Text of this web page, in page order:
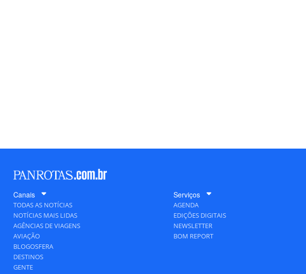
Canais
TODAS AS NOTÍCIAS
NOTÍCIAS MAIS LIDAS
AGÊNCIAS DE VIAGENS
AVIAÇÃO
BLOGOSFERA
DESTINOS
GENTE
Serviços
AGENDA
EDIÇÕES DIGITAIS
NEWSLETTER
BOM REPORT